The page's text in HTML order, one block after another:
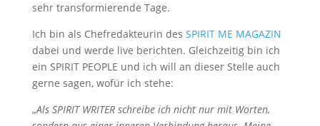
sehr transformierende Tage.
Ich bin als Chefredakteurin des SPIRIT ME MAGAZIN
dabei und werde live berichten. Gleichzeitig bin ich
ein SPIRIT PEOPLE und ich will an dieser Stelle auch
gerne sagen, wofür ich stehe:
„Als SPIRIT WRITER schreibe ich nicht nur mit Worten,